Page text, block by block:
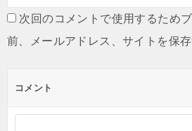
次回のコメントで使用するため
前、メールアドレス、サイトを保存
コメント